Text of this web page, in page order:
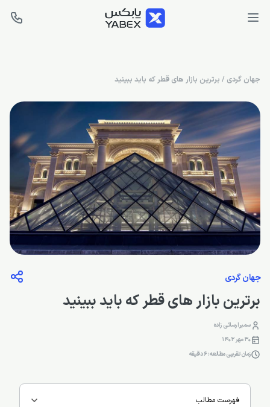
جهان گردی / برترین بازار های قطر که باید ببینید
جهان گردی
برترین بازار های قطر که باید ببینید
سمیرا رسائی زاده
30 مهر 1402
زمان تقریبی مطالعه: 6 دقیقه
فهرست مطالب